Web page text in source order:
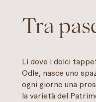
Tra
Lì dove i dolci
Odle, nasce uno
ogni giorno una
la varietà del